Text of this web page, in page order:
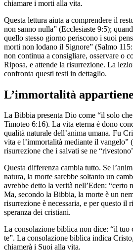
chiamare i morti alla vita.
Questa lettura aiuta a comprendere il
non sanno nulla” (Ecclesiaste 9:5);
quello stesso giorno periscono i suoi
morti non lodano il Signore” (Salmo
non continua a consigliare, osservare o
Riposa, e attende la risurrezione. La
confronta questi testi in dettaglio.
L’immortalità
La Bibbia presenta Dio come “il solo
Timoteo 6:16). La vita eterna è dono
qualità naturale dell’anima umana. Fu
vita e l’immortalità mediante il vangelo”
risurrezione che i salvati se ne
Questa differenza cambia tutto. Se
natura, la morte sarebbe soltanto un
avrebbe detto la verità nell’Eden: “certo
Ma, secondo la Bibbia, la morte è un
risurrezione è necessaria, e per questo il
speranza dei cristiani.
La consolazione biblica non dice: “il tuo
te”. La consolazione biblica indica
chiamerà i Suoi alla vita.